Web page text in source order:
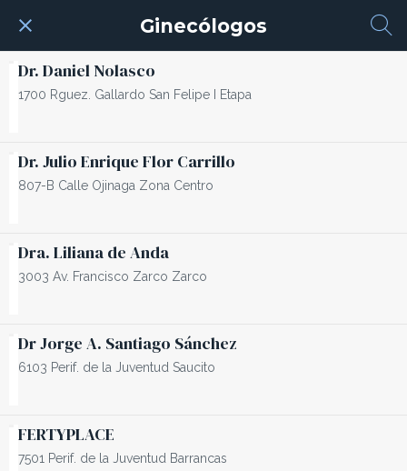
Ginecólogos
Dr. Daniel Nolasco
1700 Rguez. Gallardo San Felipe I Etapa
Dr. Julio Enrique Flor Carrillo
807-B Calle Ojinaga Zona Centro
Dra. Liliana de Anda
3003 Av. Francisco Zarco Zarco
Dr Jorge A. Santiago Sánchez
6103 Perif. de la Juventud Saucito
FERTYPLACE
7501 Perif. de la Juventud Barrancas